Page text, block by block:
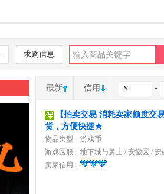
求购信息
最新 信用 -
【拍卖交易 消耗卖家额度交
货，方便快捷★
物品类型：游戏币
游戏区服： 地下城与勇士 / 安徽区 / 安
卖家信用：